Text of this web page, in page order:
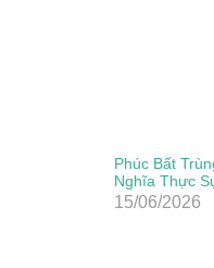
Phúc Bất
Nghĩa Thực
15/06/2026